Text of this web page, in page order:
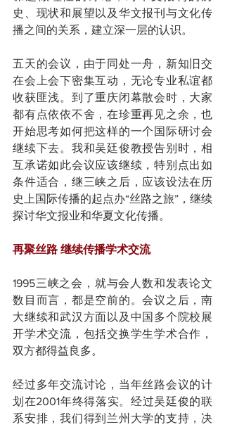
史、现状和展望以及华文报刊与文化传
播之间的关系，建立深一层的认识。
五天的会议，由于同处一舟，新知旧交
在会上会下密集互动，无论专业私谊都
收获匪浅。到了重庆闭幕散会时，大家
都有点依依不舍，在珍重再见之余，也
开始思考如何把这样的一个国际研讨会
继续下去。我和吴廷俊教授告别时，相
互承诺如此会议应该继续，特别点出如
条件适合，继三峡之后，应该设法在历
史上国际传播的起点办“丝路之旅”，继续
探讨华文报业和华夏文化传播。
再聚丝路 继续传播学术交流
1995三峡之会，就与会人数和发表论文
数目而言，都是空前的。会议之后，南
大继续和武汉方面以及中国多个院校展
开学术交流，包括交换学生学术合作，
双方都得益良多。
经过多年交流讨论，当年丝路会议的计
划在2001年终得落实。经过吴廷俊的联
系安排，我们得到兰州大学的支持，决